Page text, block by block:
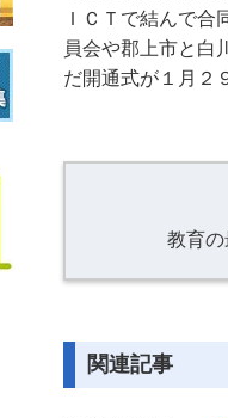
ＩＣＴで結んで
員会や郡上市と白
だ開通式が１月２
教育の
関連記事